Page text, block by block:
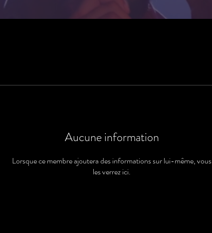
Aucune information
Lorsque ce membre ajoutera des informations sur lui-même, vous
les verrez ici.